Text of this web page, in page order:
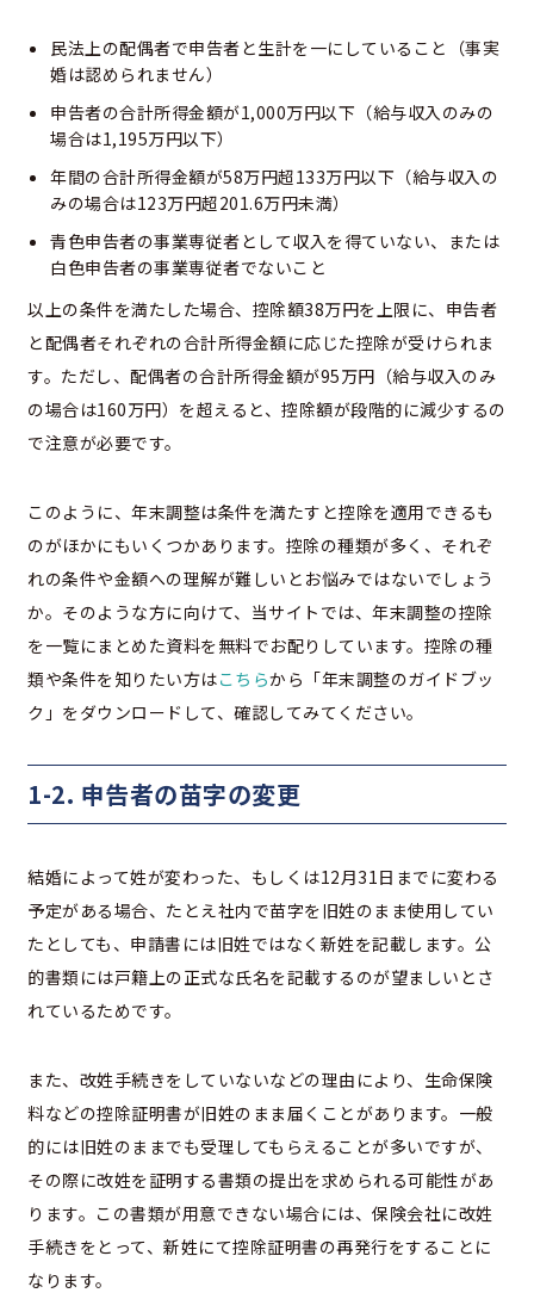
民法上の配偶者で申告者と生計を一にしていること（事実
婚は認められません）
申告者の合計所得金額が1,000万円以下（給与収入のみの
場合は1,195万円以下）
年間の合計所得金額が58万円超133万円以下（給与収入の
みの場合は123万円超201.6万円未満）
青色申告者の事業専従者として収入を得ていない、または
白色申告者の事業専従者でないこと
以上の条件を満たした場合、控除額38万円を上限に、申告者
と配偶者それぞれの合計所得金額に応じた控除が受けられま
す。ただし、配偶者の合計所得金額が95万円（給与収入のみ
の場合は160万円）を超えると、控除額が段階的に減少するの
で注意が必要です。
このように、年末調整は条件を満たすと控除を適用できるも
のがほかにもいくつかあります。控除の種類が多く、それぞ
れの条件や金額への理解が難しいとお悩みではないでしょう
か。そのような方に向けて、当サイトでは、年末調整の控除
を一覧にまとめた資料を無料でお配りしています。控除の種
類や条件を知りたい方はこちらから「年末調整のガイドブッ
ク」をダウンロードして、確認してみてください。
1-2. 申告者の苗字の変更
結婚によって姓が変わった、もしくは12月31日までに変わる
予定がある場合、たとえ社内で苗字を旧姓のまま使用してい
たとしても、申請書には旧姓ではなく新姓を記載します。公
的書類には戸籍上の正式な氏名を記載するのが望ましいとさ
れているためです。
また、改姓手続きをしていないなどの理由により、生命保険
料などの控除証明書が旧姓のまま届くことがあります。一般
的には旧姓のままでも受理してもらえることが多いですが、
その際に改姓を証明する書類の提出を求められる可能性があ
ります。この書類が用意できない場合には、保険会社に改姓
手続きをとって、新姓にて控除証明書の再発行をすることに
なります。